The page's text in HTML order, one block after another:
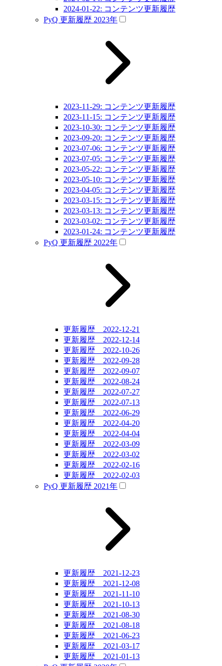
2024-01-22: コンテンツ更新履歴
PyQ 更新履歴 2023年
2023-11-29: コンテンツ更新履歴
2023-11-15: コンテンツ更新履歴
2023-10-30: コンテンツ更新履歴
2023-09-20: コンテンツ更新履歴
2023-07-06: コンテンツ更新履歴
2023-07-05: コンテンツ更新履歴
2023-05-22: コンテンツ更新履歴
2023-05-10: コンテンツ更新履歴
2023-04-05: コンテンツ更新履歴
2023-03-15: コンテンツ更新履歴
2023-03-13: コンテンツ更新履歴
2023-03-02: コンテンツ更新履歴
2023-01-24: コンテンツ更新履歴
PyQ 更新履歴 2022年
更新履歴 2022-12-21
更新履歴 2022-12-14
更新履歴 2022-10-26
更新履歴 2022-09-28
更新履歴 2022-09-07
更新履歴 2022-08-24
更新履歴 2022-07-27
更新履歴 2022-07-13
更新履歴 2022-06-29
更新履歴 2022-04-20
更新履歴 2022-04-04
更新履歴 2022-03-09
更新履歴 2022-03-02
更新履歴 2022-02-16
更新履歴 2022-02-03
PyQ 更新履歴 2021年
更新履歴 2021-12-23
更新履歴 2021-12-08
更新履歴 2021-11-10
更新履歴 2021-10-13
更新履歴 2021-08-30
更新履歴 2021-08-18
更新履歴 2021-06-23
更新履歴 2021-03-17
更新履歴 2021-01-13